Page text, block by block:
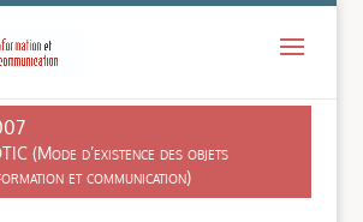
(Mode d’existence des objets
et communication)